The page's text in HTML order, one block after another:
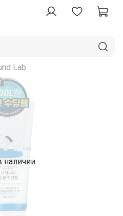
Lab
наличии